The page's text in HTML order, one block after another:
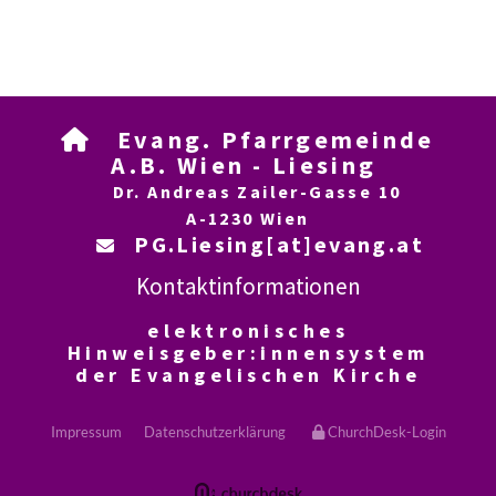

Evang. Pfarrgemeinde
A.B. Wien - Liesing
Dr. Andreas Zailer-Gasse 10
A-1230 Wien
 PG.Liesing[at]evang.at
Kontaktinformationen
elektronisches
Hinweisgeber:innensystem
der Evangelischen Kirche
Impressum Datenschutzerklärung ChurchDesk-Login